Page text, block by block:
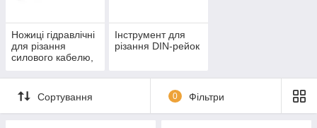
Ножиці гідравлічні
для різання
силового кабелю,
дроту,арматури,
сталевого
прутка,троса
Інструмент для
різання DIN-рейок
Сортування 0 Фільтри